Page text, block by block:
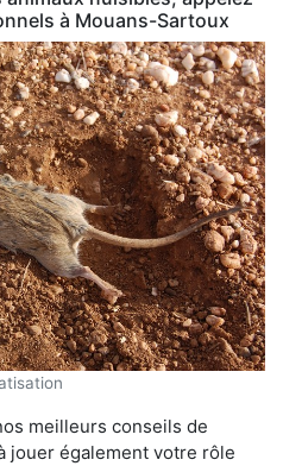
à Mouans-Sartoux
meilleurs conseils de
jouer également votre rôle